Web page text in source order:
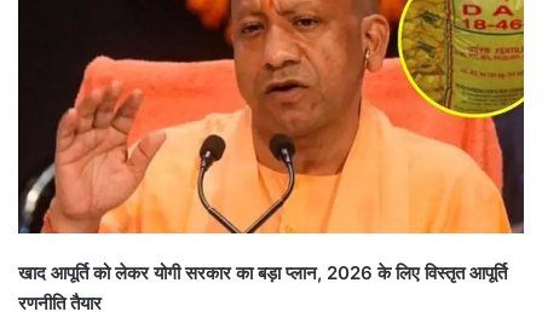
खाद आपूर्ति को लेकर योगी सरकार का बड़ा प्लान, 2026 के लिए विस्तृत आपूर्ति
रणनीति तैयार